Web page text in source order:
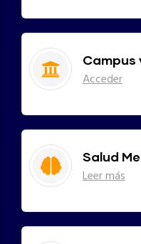
Campus
Acceder
Salud
Leer más